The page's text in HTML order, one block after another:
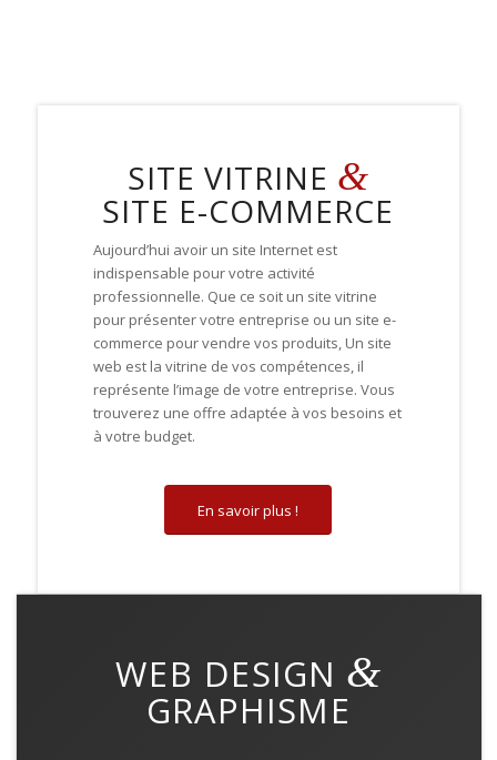
SITE VITRINE &
SITE E-COMMERCE
Aujourd’hui avoir un site Internet est
indispensable pour votre activité
professionnelle. Que ce soit un site vitrine
pour présenter votre entreprise ou un site e-
commerce pour vendre vos produits, Un site
web est la vitrine de vos compétences, il
représente l’image de votre entreprise. Vous
trouverez une offre adaptée à vos besoins et
à votre budget.
En savoir plus !
WEB DESIGN &
GRAPHISME